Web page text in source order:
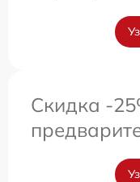
Скидка -